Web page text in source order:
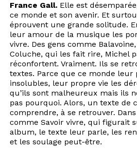
France Gall. Elle est
ce monde et son avenir. Et
éprouvent une grande solitude.
leur amour de la musique les
vivre. Des gens comme
Coluche, qui les fait rire, Michel
réconfortent. Vraiment. Ils se
textes. Parce que ce monde leur
insolubles, leur propre vie les
qu’ils sont malheureux mais ils
pas pourquoi. Alors, un texte de
comprendre, à se retrouver.
comme Savoir vivre, qui figurait
album, le texte leur parle, les
et les soulage peut-être.